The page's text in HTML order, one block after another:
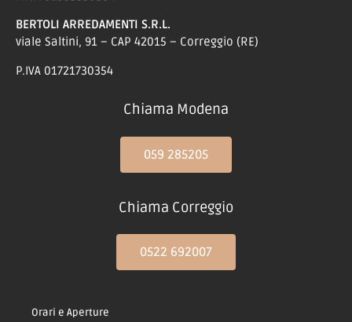
BERTOLI ARREDAMENTI S.R.L.
viale Saltini, 91 – CAP 42015 – Correggio (RE)
P.IVA 01721730354
Chiama Modena
059 285205
Chiama Correggio
0522 692007
Orari e Aperture